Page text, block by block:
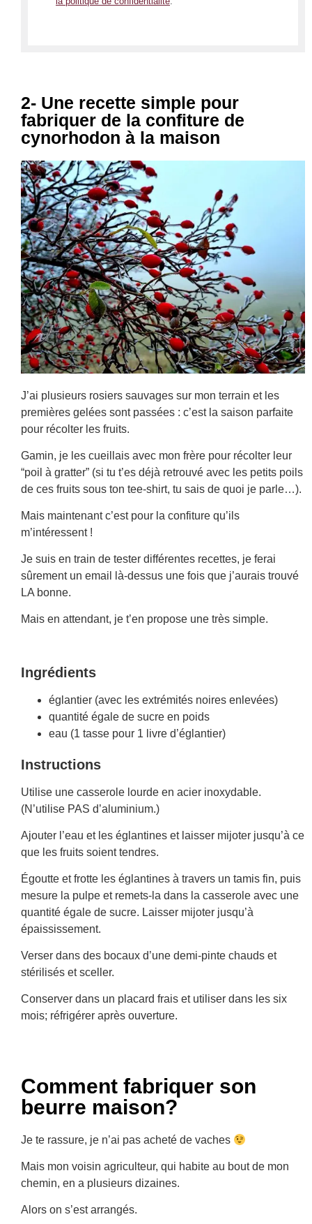
2- Une recette simple pour
fabriquer de la confiture de
cynorhodon à la maison
J’ai plusieurs rosiers sauvages sur mon terrain et les
premières gelées sont passées : c’est la saison parfaite
pour récolter les fruits.
Gamin, je les cueillais avec mon frère pour récolter leur
“poil à gratter” (si tu t’es déjà retrouvé avec les petits poils
de ces fruits sous ton tee-shirt, tu sais de quoi je parle…).
Mais maintenant c’est pour la confiture qu’ils
m’intéressent !
Je suis en train de tester différentes recettes, je ferai
sûrement un email là-dessus une fois que j’aurais trouvé
LA bonne.
Mais en attendant, je t’en propose une très simple.
Ingrédients
églantier (avec les extrémités noires enlevées)
quantité égale de sucre en poids
eau (1 tasse pour 1 livre d’églantier)
Instructions
Utilise une casserole lourde en acier inoxydable.
(N’utilise PAS d’aluminium.)
Ajouter l’eau et les églantines et laisser mijoter jusqu’à ce
que les fruits soient tendres.
Égoutte et frotte les églantines à travers un tamis fin, puis
mesure la pulpe et remets-la dans la casserole avec une
quantité égale de sucre. Laisser mijoter jusqu’à
épaississement.
Verser dans des bocaux d’une demi-pinte chauds et
stérilisés et sceller.
Conserver dans un placard frais et utiliser dans les six
mois; réfrigérer après ouverture.
Comment fabriquer son
beurre maison?
Je te rassure, je n’ai pas acheté de vaches
Mais mon voisin agriculteur, qui habite au bout de mon
chemin, en a plusieurs dizaines.
Alors on s’est arrangés.